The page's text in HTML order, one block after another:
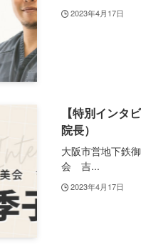
2023年4月17日
【特別イン
院長）
大阪市営地下鉄
会 吉...
2023年4月17日